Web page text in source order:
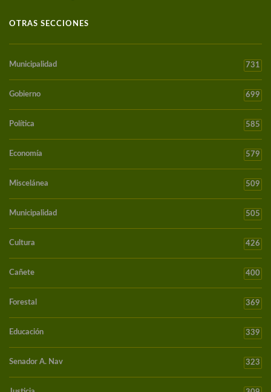
OTRAS SECCIONES
Municipalidad 731
Gobierno 699
Política 585
Economía 579
Miscelánea 509
Municipalidad 505
Cultura 426
Cañete 400
Forestal 369
Educación 339
Senador A. Nav 323